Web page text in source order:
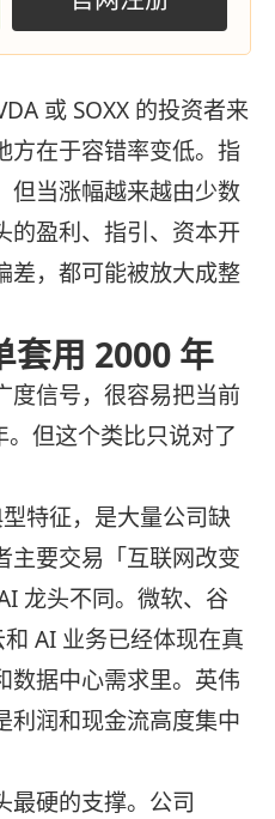
或 SOXX 的投资者来
方在于容错率变低。指
但当涨幅越来越由少数
的盈利、指引、资本开
差，都可能被放大成整
套用 2000 年
度信号，很容易把当前
但这个类比只说对了
特征，是大量公司缺
主要交易「互联网改变
龙头不同。微软、谷
AI 业务已经体现在真
数据中心需求里。英伟
利润和现金流高度集中
最硬的支撑。公司